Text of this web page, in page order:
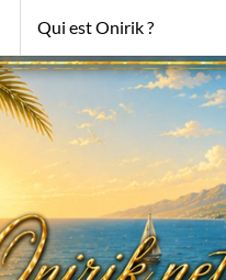
Qui est Onirik ?